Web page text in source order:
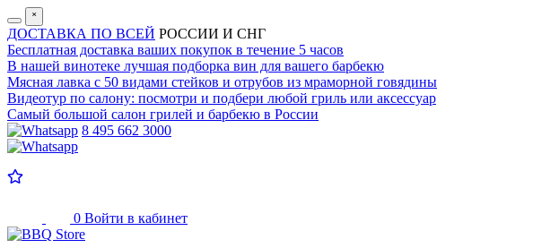
˟
ДОСТАВКА ПО ВСЕЙ РОССИИ И СНГ
Бесплатная доставка ваших покупок в течение 5 часов
В нашей винотеке лучшая подборка вин для вашего барбекю
Мясная лавка с 50 видами стейков и отрубов из мраморной говядины
Видеотур по салону: посмотри и подбери любой гриль или аксессуар
Самый большой салон грилей и барбекю в России
8 495 662 3000
0 Войти в кабинет